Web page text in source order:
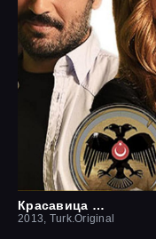
Красавица и чудовище
2013, Turk.Original